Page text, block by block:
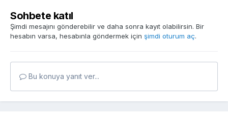
Sohbete katıl
Şimdi mesajını gönderebilir ve daha sonra kayıt olabilirsin. Bir
hesabın varsa, hesabınla göndermek için şimdi oturum aç.
Bu konuya yanıt ver...